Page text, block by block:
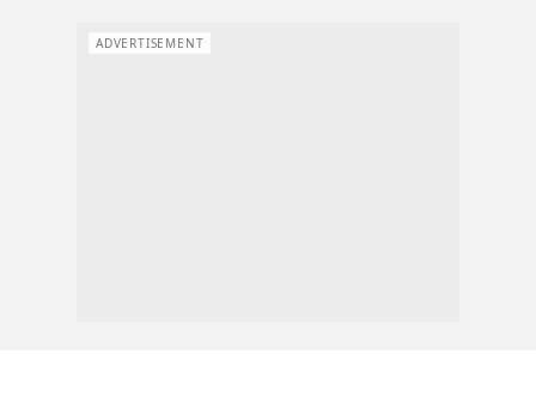
ADVERTISEMENT